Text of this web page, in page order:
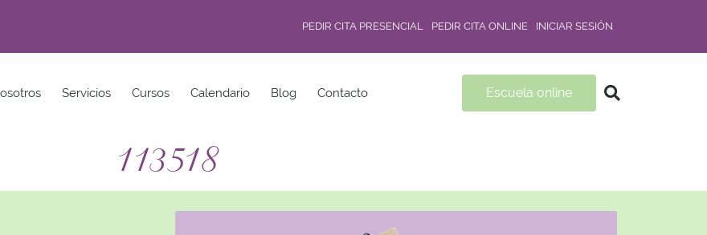
PEDIR CITA PRESENCIAL PEDIR CITA ONLINE INICIAR SESIÓN
Servicios Cursos Calendario Blog Contacto Escuela online
113518